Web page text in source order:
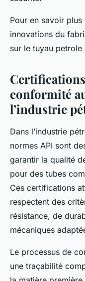
Pour en savoir
innovations du
sur le tuyau
conformité
l’industrie
Dans l’industrie
normes API sont
garantir la qualité
pour des tubes
Ces certifications
respectent des
résistance, de
mécaniques
Le processus de
une traçabilité